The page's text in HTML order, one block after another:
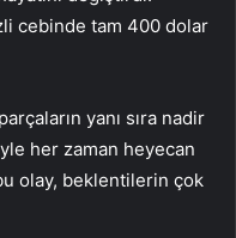
cebinde tam 400 dolar
yanı sıra nadir
her zaman heyecan
olay, beklentilerin çok